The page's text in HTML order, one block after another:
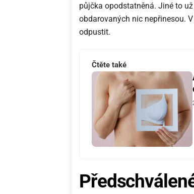
půjčka opodstatněná. Jiné to
obdarovaných nic nepřinesou.
odpustit.
Čtěte také